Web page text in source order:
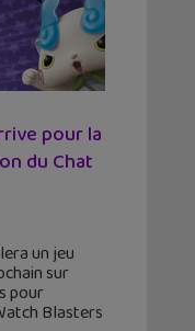
pour la
du Chat
un jeu
sur
pour
Blasters